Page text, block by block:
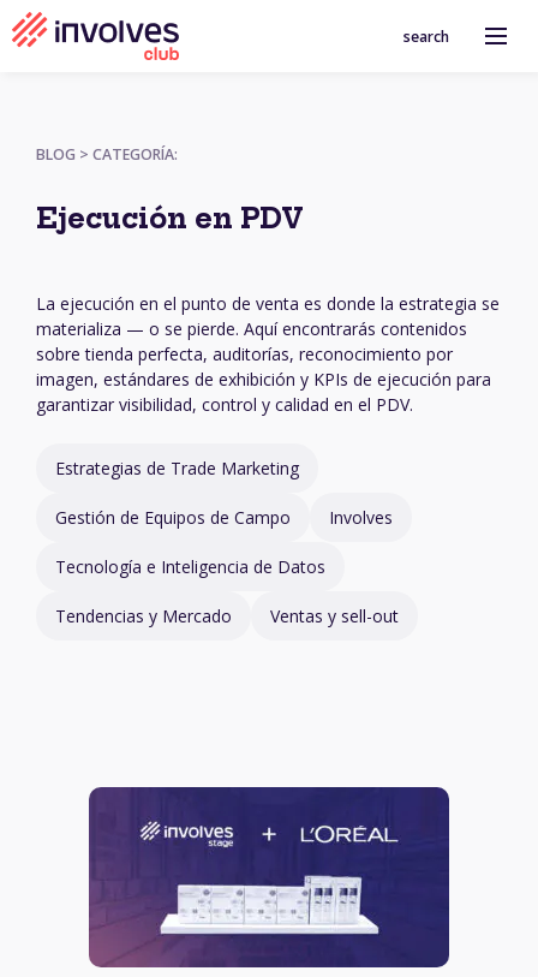
search
BLOG > CATEGORÍA:
Ejecución en PDV
La ejecución en el punto de venta es donde la estrategia se
materializa — o se pierde. Aquí encontrarás contenidos
sobre tienda perfecta, auditorías, reconocimiento por
imagen, estándares de exhibición y KPIs de ejecución para
garantizar visibilidad, control y calidad en el PDV.
Estrategias de Trade Marketing
Gestión de Equipos de Campo Involves
Tecnología e Inteligencia de Datos
Tendencias y Mercado Ventas y sell-out